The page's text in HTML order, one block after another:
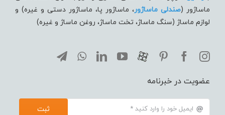
ماساژور (صندلی ماساژور، ماساژور پا، ماساژور دستی و غیره) و
لوازم ماساژ (سنگ ماساژ، تخت ماساژ، روغن ماساژ و غیره)
عضویت در خبرنامه
ثبت